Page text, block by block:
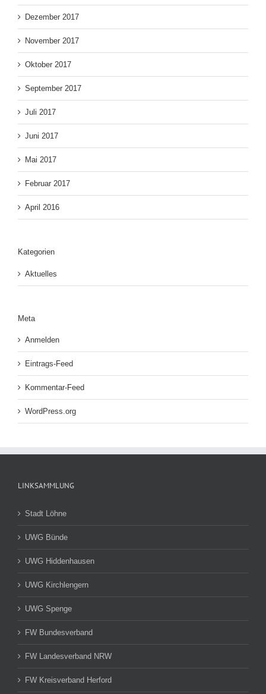
Dezember 2017
November 2017
Oktober 2017
September 2017
Juli 2017
Juni 2017
Mai 2017
Februar 2017
April 2016
Kategorien
Aktuelles
Meta
Anmelden
Eintrags-Feed
Kommentar-Feed
WordPress.org
LINKSAMMLUNG
Stadt Löhne
UWG Bünde
UWG Hiddenhausen
UWG Kirchlengern
UWG Spenge
FW Bundesverband
FW Landesverband NRW
FW Kreisverband Herford